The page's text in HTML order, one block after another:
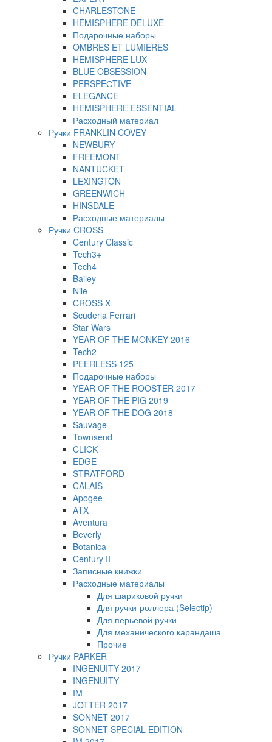
CHARLESTONE
HEMISPHERE DELUXE
Подарочные наборы
OMBRES ET LUMIERES
HEMISPHERE LUX
BLUE OBSESSION
PERSPEСTIVE
ELEGANCE
HEMISPHERE ESSENTIAL
Расходный материал
Ручки FRANKLIN COVEY
NEWBURY
FREEMONT
NANTUCKET
LEXINGTON
GREENWICH
HINSDALE
Расходные материалы
Ручки CROSS
Century Classic
Tech3+
Tech4
Bailey
Nile
CROSS X
Scuderia Ferrari
Star Wars
YEAR OF THE MONKEY 2016
Tech2
PEERLESS 125
Подарочные наборы
YEAR OF THE ROOSTER 2017
YEAR OF THE PIG 2019
YEAR OF THE DOG 2018
Sauvage
Townsend
CLICK
EDGE
STRATFORD
CALAIS
Apogee
ATX
Aventura
Beverly
Botanica
Century II
Записные книжки
Расходные материалы
Для шариковой ручки
Для ручки-роллера (Selectip)
Для перьевой ручки
Для механического карандаша
Прочие
Ручки PARKER
INGENUITY 2017
INGENUITY
IM
JOTTER 2017
SONNET 2017
SONNET SPECIAL EDITION